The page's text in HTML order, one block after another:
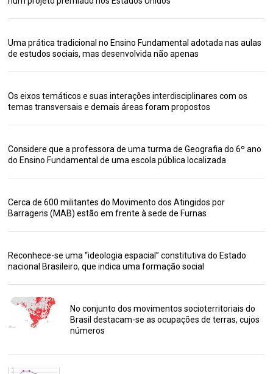
Uma prática tradicional no Ensino Fundamental adotada nas aulas
de estudos sociais, mas desenvolvida não apenas
Os eixos temáticos e suas interações interdisciplinares com os
temas transversais e demais áreas foram propostos
Considere que a professora de uma turma de Geografia do 6º ano
do Ensino Fundamental de uma escola pública localizada
Cerca de 600 militantes do Movimento dos Atingidos por
Barragens (MAB) estão em frente à sede de Furnas
Reconhece-se uma “ideologia espacial” constitutiva do Estado
nacional Brasileiro, que indica uma formação social
No conjunto dos movimentos socioterritoriais do
Brasil destacam-se as ocupações de terras, cujos
números